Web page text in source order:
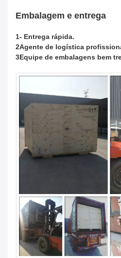
Embalagem e entrega
1- Entrega rápida.
2Agente de logística
3Equipe de embalagens bem